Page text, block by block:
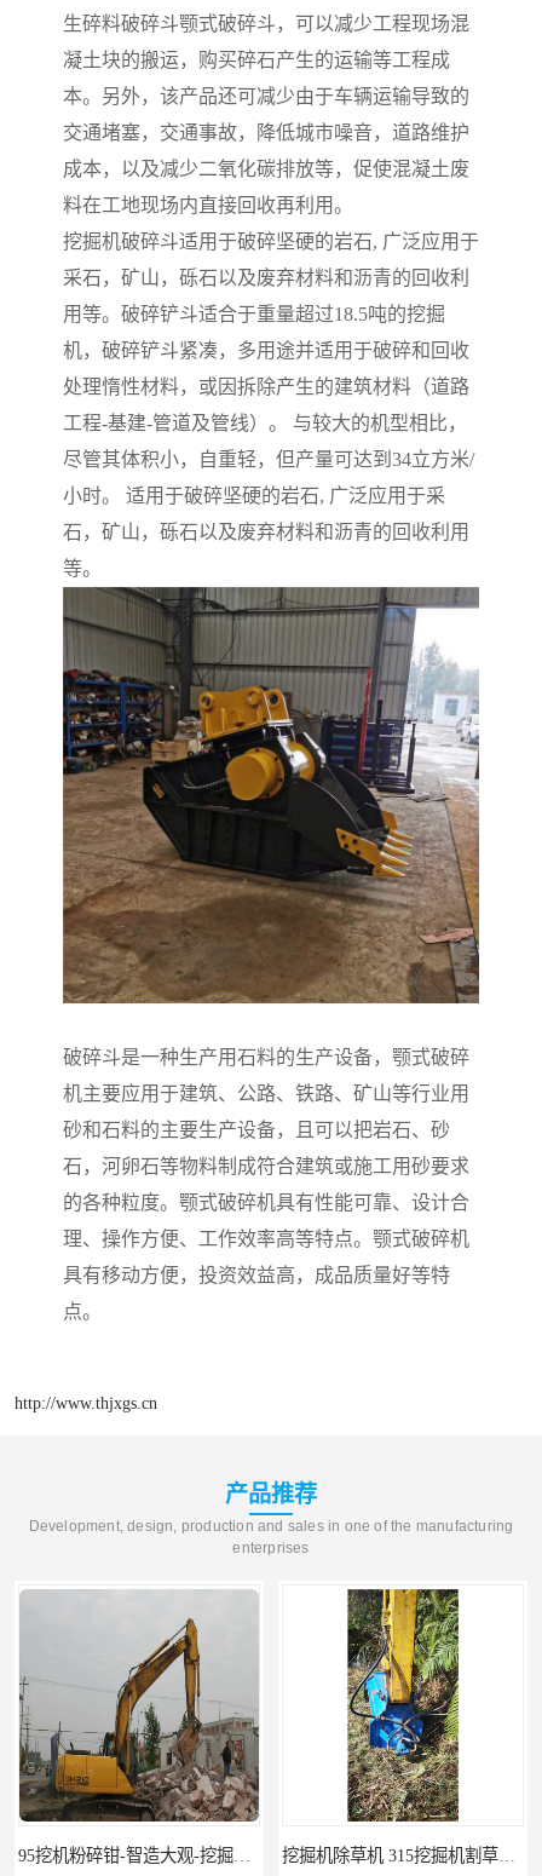
生碎料破碎斗颚式破碎斗，可以减少工程现场混
凝土块的搬运，购买碎石产生的运输等工程成
本。另外，该产品还可减少由于车辆运输导致的
交通堵塞，交通事故，降低城市噪音，道路维护
成本，以及减少二氧化碳排放等，促使混凝土废
料在工地现场内直接回收再利用。
挖掘机破碎斗适用于破碎坚硬的岩石, 广泛应用于
采石，矿山，砾石以及废弃材料和沥青的回收利
用等。破碎铲斗适合于重量超过18.5吨的挖掘
机，破碎铲斗紧凑，多用途并适用于破碎和回收
处理惰性材料，或因拆除产生的建筑材料（道路
工程-基建-管道及管线）。 与较大的机型相比，
尽管其体积小，自重轻，但产量可达到34立方米/
小时。 适用于破碎坚硬的岩石, 广泛应用于采
石，矿山，砾石以及废弃材料和沥青的回收利用
等。
破碎斗是一种生产用石料的生产设备，颚式破碎
机主要应用于建筑、公路、铁路、矿山等行业用
砂和石料的主要生产设备，且可以把岩石、砂
石，河卵石等物料制成符合建筑或施工用砂要求
的各种粒度。颚式破碎机具有性能可靠、设计合
理、操作方便、工作效率高等特点。颚式破碎机
具有移动方便，投资效益高，成品质量好等特
点。
http://www.thjxgs.cn
产品推荐
Development, design, production and sales in one of the manufacturing
enterprises